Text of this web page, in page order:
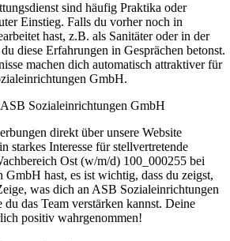
sind häufig Praktika oder
Einstieg. Falls du vorher noch in
hast, z.B. als Sanitäter oder in der
diese Erfahrungen in Gesprächen betonst.
machen dich automatisch attraktiver für
GmbH.
Sozialeinrichtungen GmbH
direkt über unsere Website
starkes Interesse für stellvertretende
Ost (w/m/d) 100_000255 bei
hast, es ist wichtig, dass du zeigst,
was dich an ASB Sozialeinrichtungen
das Team verstärken kannst. Deine
positiv wahrgenommen!